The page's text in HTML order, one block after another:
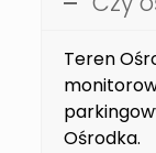
Teren
Ośrodka.